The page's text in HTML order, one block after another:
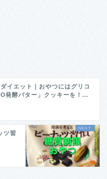
イエット｜おやつにはグリコ
発酵バター」クッキーを！...
ツ習